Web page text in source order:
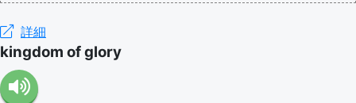
詳細
kingdom of glory